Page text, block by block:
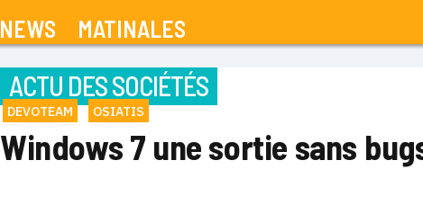
NEWS MATINALES
ACTU DES SOCIÉTÉS
DEVOTEAM OSIATIS
Windows 7 une sortie sans